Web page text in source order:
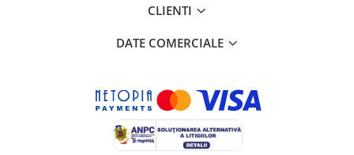
CLIENTI
DATE COMERCIALE